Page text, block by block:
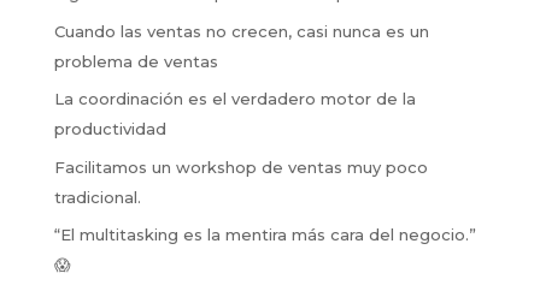
Cuando las ventas no crecen, casi nunca es un
problema de ventas
La coordinación es el verdadero motor de la
productividad
Facilitamos un workshop de ventas muy poco
tradicional.
“El multitasking es la mentira más cara del negocio.”
😱